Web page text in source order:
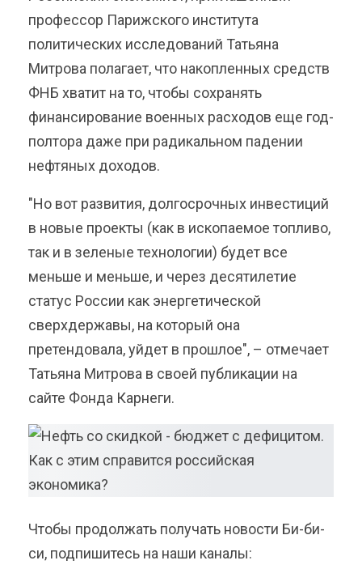
профессор Парижского института
политических исследований Татьяна
Митрова полагает, что накопленных средств
ФНБ хватит на то, чтобы сохранять
финансирование военных расходов еще год-
полтора даже при радикальном падении
нефтяных доходов.
"Но вот развития, долгосрочных инвестиций
в новые проекты (как в ископаемое топливо,
так и в зеленые технологии) будет все
меньше и меньше, и через десятилетие
статус России как энергетической
сверхдержавы, на который она
претендовала, уйдет в прошлое", – отмечает
Татьяна Митрова в своей публикации на
сайте Фонда Карнеги.
Чтобы продолжать получать новости Би-би-
си, подпишитесь на наши каналы: